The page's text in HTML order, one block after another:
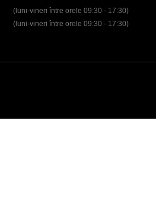
(luni-vineri între orele 09:30 - 17:30)
(luni-vineri între orele 09:30 - 17:30)